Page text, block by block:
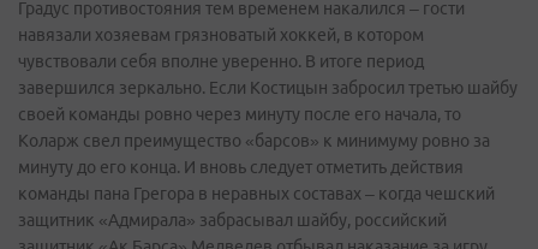
Градус противостояния тем временем накалился – гости
навязали хозяевам грязноватый хоккей, в котором
чувствовали себя вполне уверенно. В итоге период
завершился зеркально. Если Костицын забросил третью шайбу
своей команды ровно через минуту после его начала, то
Коларж свел преимущество «барсов» к минимуму ровно за
минуту до его конца. И вновь следует отметить действия
команды пана Грегора в неравных составах – когда чешский
защитник «Адмирала» забрасывал шайбу, российский